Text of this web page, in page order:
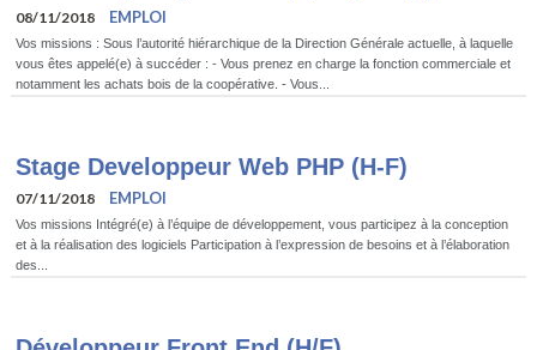
08/11/2018 EMPLOI
Vos missions : Sous l’autorité hiérarchique de la Direction Générale actuelle, à laquelle
vous êtes appelé(e) à succéder : - Vous prenez en charge la fonction commerciale et
notamment les achats bois de la coopérative. - Vous...
Stage Developpeur Web PHP (H-F)
07/11/2018 EMPLOI
Vos missions Intégré(e) à l’équipe de développement, vous participez à la conception
et à la réalisation des logiciels Participation à l’expression de besoins et à l’élaboration
des...